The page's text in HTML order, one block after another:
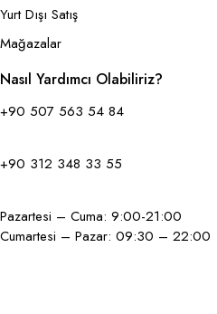
Yurt Dışı Satış
Mağazalar
Nasıl Yardımcı Olabiliriz?
+90 507 563 54 84
+90 312 348 33 55
Pazartesi – Cuma: 9:00-21:00
Cumartesi – Pazar: 09:30 – 22:00